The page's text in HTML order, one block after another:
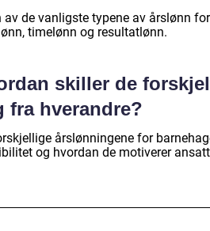
av de vanligste typene av årslønn
timelønn og resultatlønn.
skiller de
fra hverandre?
årslønningene for
og hvordan de motiverer